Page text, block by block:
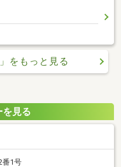
」をもっと見る
を見る
番1号